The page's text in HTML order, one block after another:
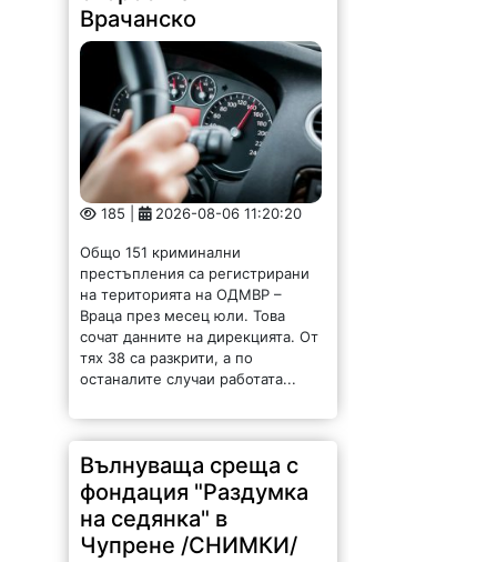
185 | 2026-08-06 11:20:20
Общо 151 криминални
престъпления са регистрирани
на територията на ОДМВР –
Враца през месец юли. Това
сочат данните на дирекцията. От
тях 38 са разкрити, а по
останалите случаи работата...
Вълнуваща среща с
Чупрене /СНИМКИ/